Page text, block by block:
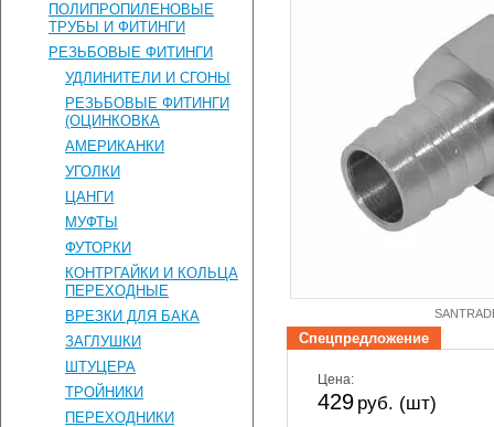
ПОЛИПРОПИЛЕНОВЫЕ
ТРУБЫ И ФИТИНГИ
РЕЗЬБОВЫЕ ФИТИНГИ
УДЛИНИТЕЛИ И СГОНЫ
РЕЗЬБОВЫЕ ФИТИНГИ
(ОЦИНКОВКА
АМЕРИКАНКИ
УГОЛКИ
ЦАНГИ
МУФТЫ
ФУТОРКИ
КОНТРГАЙКИ И КОЛЬЦА
ПЕРЕХОДНЫЕ
ВРЕЗКИ ДЛЯ БАКА
ЗАГЛУШКИ
ШТУЦЕРА
ТРОЙНИКИ
ПЕРЕХОДНИКИ
Спецпредложение
Цена:
429 руб. (шт)